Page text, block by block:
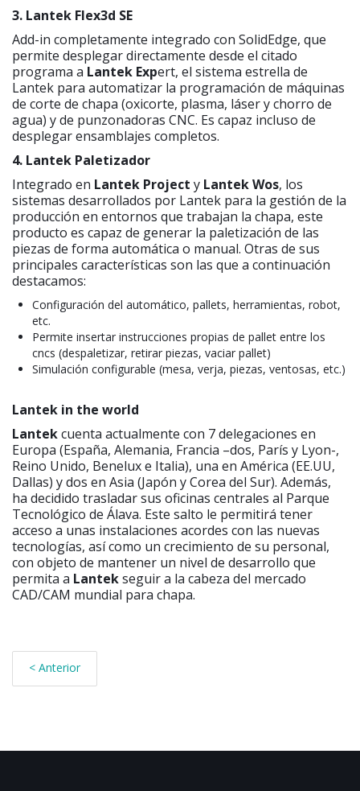
3. Lantek Flex3d SE
Add-in completamente integrado con SolidEdge, que
permite desplegar directamente desde el citado
programa a Lantek Expert, el sistema estrella de
Lantek para automatizar la programación de máquinas
de corte de chapa (oxicorte, plasma, láser y chorro de
agua) y de punzonadoras CNC. Es capaz incluso de
desplegar ensamblajes completos.
4. Lantek Paletizador
Integrado en Lantek Project y Lantek Wos, los
sistemas desarrollados por Lantek para la gestión de la
producción en entornos que trabajan la chapa, este
producto es capaz de generar la paletización de las
piezas de forma automática o manual. Otras de sus
principales características son las que a continuación
destacamos:
Configuración del automático, pallets, herramientas, robot,
etc.
Permite insertar instrucciones propias de pallet entre los
cncs (despaletizar, retirar piezas, vaciar pallet)
Simulación configurable (mesa, verja, piezas, ventosas, etc.)
Lantek in the world
Lantekcuenta actualmente con 7 delegaciones en
Europa (España, Alemania, Francia –dos, París y Lyon-,
Reino Unido, Benelux e Italia), una en América (EE.UU,
Dallas) y dos en Asia (Japón y Corea del Sur). Además,
ha decidido trasladar sus oficinas centrales al Parque
Tecnológico de Álava. Este salto le permitirá tener
acceso a unas instalaciones acordes con las nuevas
tecnologías, así como un crecimiento de su personal,
con objeto de mantener un nivel de desarrollo que
permita a Lantekseguir a la cabeza del mercado
CAD/CAM mundial para chapa.
< Anterior